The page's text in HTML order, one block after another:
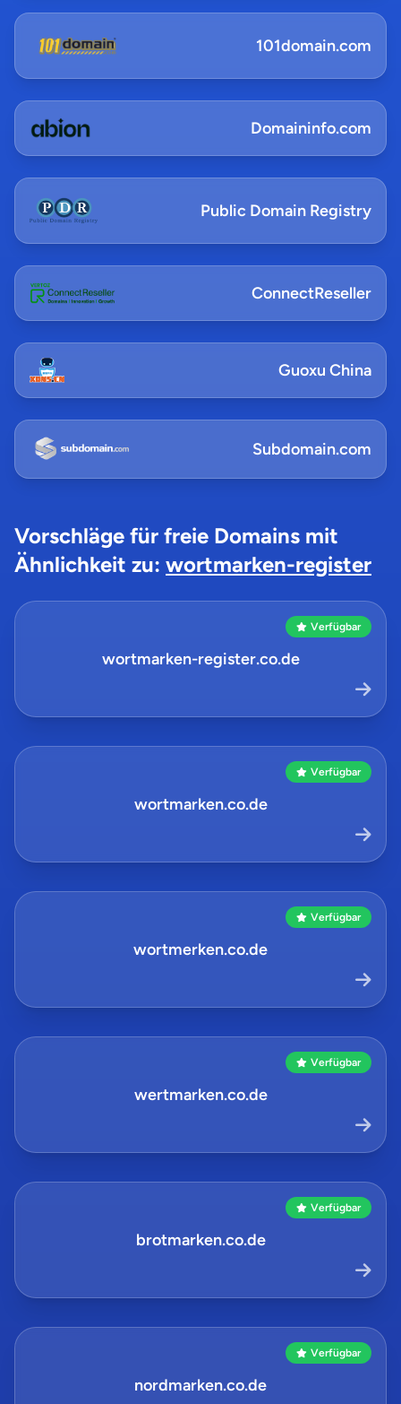
101domain.com
Domaininfo.com
Public Domain Registry
ConnectReseller
Guoxu China
Subdomain.com
Vorschläge für freie Domains mit
Ähnlichkeit zu: wortmarken-register
Verfügbar
wortmarken-register.co.de
Verfügbar
wortmarken.co.de
Verfügbar
wortmerken.co.de
Verfügbar
wertmarken.co.de
Verfügbar
brotmarken.co.de
Verfügbar
nordmarken.co.de